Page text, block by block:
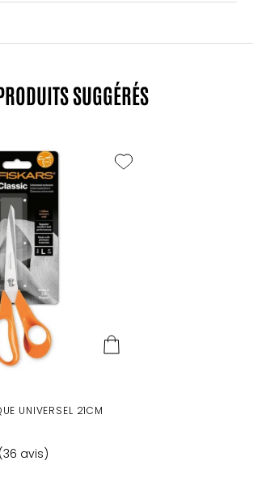
SUGGÉRÉS
UNIVERSEL 21CM
(36 avis)